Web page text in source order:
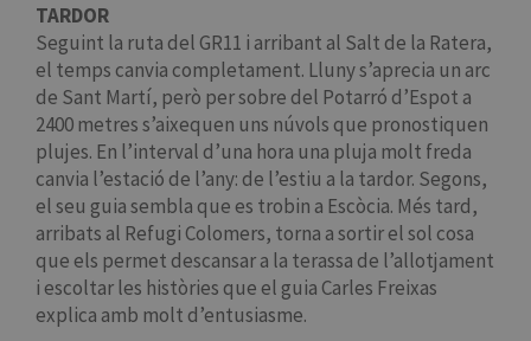
TARDOR
Seguint la ruta del GR11 i arribant al Salt de la Ratera,
el temps canvia completament. Lluny s’aprecia un arc
de Sant Martí, però per sobre del Potarró d’Espot a
2400 metres s’aixequen uns núvols que pronostiquen
plujes. En l’interval d’una hora una pluja molt freda
canvia l’estació de l’any: de l’estiu a la tardor. Segons,
el seu guia sembla que es trobin a Escòcia. Més tard,
arribats al Refugi Colomers, torna a sortir el sol cosa
que els permet descansar a la terassa de l’allotjament
i escoltar les històries que el guia Carles Freixas
explica amb molt d’entusiasme.